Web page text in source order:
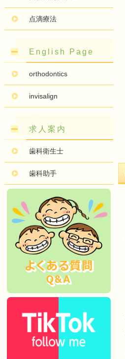
点滴療法
English Page
orthodontics
invisalign
求人案内
歯科衛生士
歯科助手